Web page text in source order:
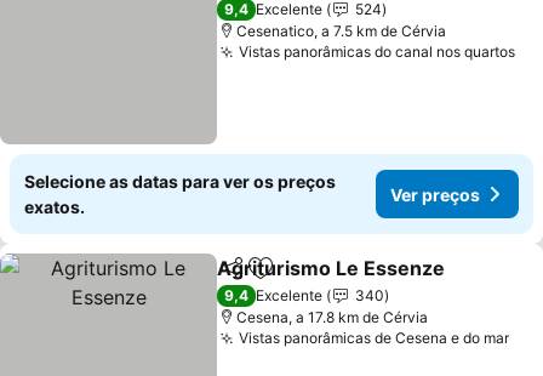
9,4 Excelente
524
Cesenatico, a 7.5 km de Cérvia
Vistas panorâmicas do canal nos quartos
Selecione as datas para ver os preços
exatos.
Ver preços
PartilharAdicionar aos favoritos
Agriturismo Le Essenze
9,4 Excelente
340
Cesena, a 17.8 km de Cérvia
Vistas panorâmicas de Cesena e do mar